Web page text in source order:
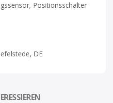
Positionsschalter
DE